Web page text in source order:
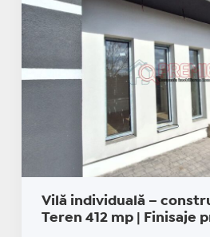
Vilă individuală –
Teren 412 mp | Finisaje